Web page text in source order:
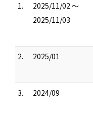
1.
2025/11/02 ～
2025/11/03
2. 2025/01
3. 2024/09